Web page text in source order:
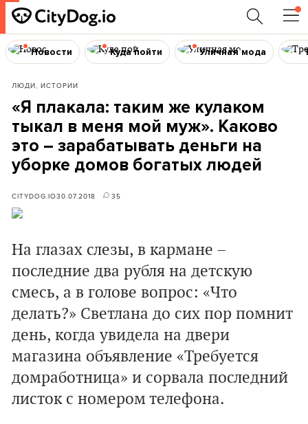
Новости Куда пойти Уличная мода
ЛЮДИ, ИСТОРИИ
«Я плакала: таким же кулаком
тыкал в меня мой муж». Каково
это – зарабатывать деньги на
уборке домов богатых людей
CITYDOG.IO30.07.2018 35
На глазах слезы, в кармане –
последние два рубля на детскую
смесь, а в голове вопрос: «Что
делать?» Светлана до сих пор помнит
день, когда увидела на двери
магазина объявление «Требуется
домработница» и сорвала последний
листок с номером телефона.